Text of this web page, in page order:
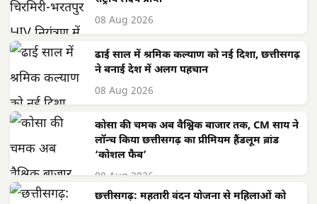
08 Aug 2026
ढाई साल में श्रमिक कल्याण को नई दिशा, छत्तीसगढ़
ने बनाई देश में अलग पहचान
08 Aug 2026
कोसा की चमक अब वैश्विक बाजार तक, CM साय ने
लॉन्च किया छत्तीसगढ़ का प्रीमियम हैंडलूम ब्रांड
‘कोशल फैब’
08 Aug 2026
छत्तीसगढ़: महतारी वंदन योजना से महिलाओं को